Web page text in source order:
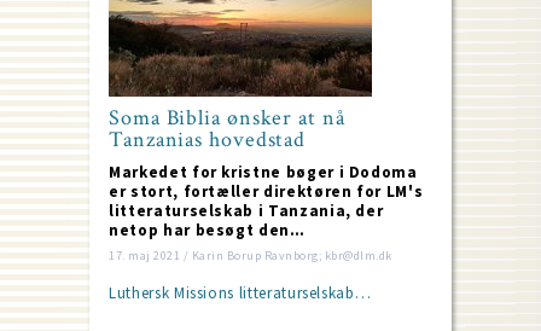
Soma Biblia ønsker at nå
Tanzanias hovedstad
Markedet for kristne bøger i Dodoma
er stort, fortæller direktøren for LM's
litteraturselskab i Tanzania, der
netop har besøgt den…
17. maj 2021 / Karin Borup Ravnborg; kbr@dlm.dk
Luthersk Missions litteraturselskab…